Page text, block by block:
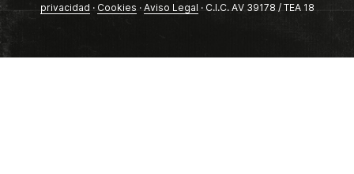
privacidad · Cookies · Aviso Legal · C.I.C. AV 39178 / TEA 18